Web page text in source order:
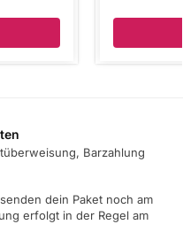
Barzahlung
dein Paket noch am
erfolgt in der Regel am